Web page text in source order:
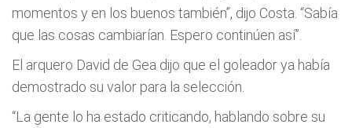
momentos y en los buenos también”, dijo Costa. “Sabía
que las cosas cambiarían. Espero continúen así”.
El arquero David de Gea dijo que el goleador ya había
demostrado su valor para la selección.
“La gente lo ha estado criticando, hablando sobre su